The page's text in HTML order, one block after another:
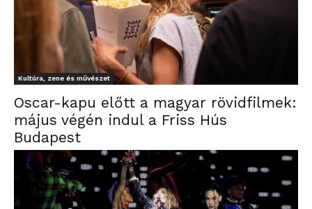
Kultúra, zene és művészet
Oscar-kapu előtt a magyar rövidfilmek:
május végén indul a Friss Hús
Budapest